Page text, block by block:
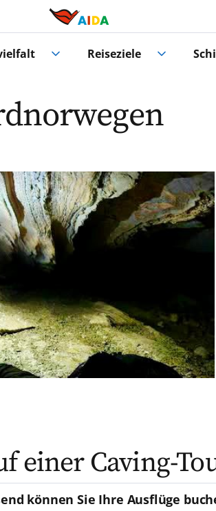
Reiseziele
einer Caving-
können Sie Ihre Ausflüge